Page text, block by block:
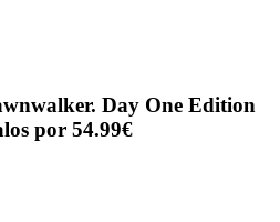
Day One Edition
por 54.99€